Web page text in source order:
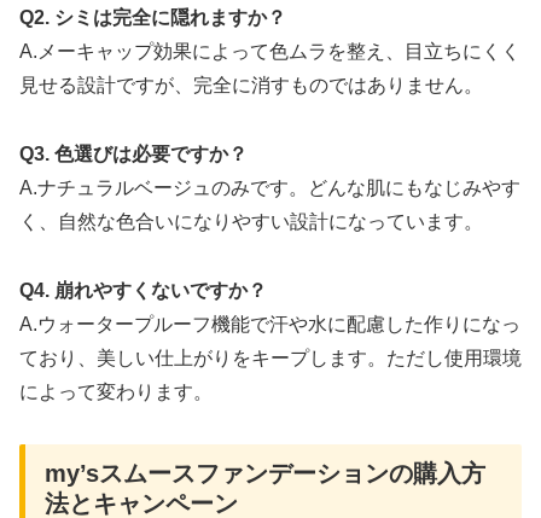
Q2. シミは完全に隠れますか？
A.メーキャップ効果によって色ムラを整え、目立ちにくく
見せる設計ですが、完全に消すものではありません。
Q3. 色選びは必要ですか？
A.ナチュラルベージュのみです。どんな肌にもなじみやす
く、自然な色合いになりやすい設計になっています。
Q4. 崩れやすくないですか？
A.ウォータープルーフ機能で汗や水に配慮した作りになっ
ており、美しい仕上がりをキープします。ただし使用環境
によって変わります。
my’sスムースファンデーションの購入方
法とキャンペーン